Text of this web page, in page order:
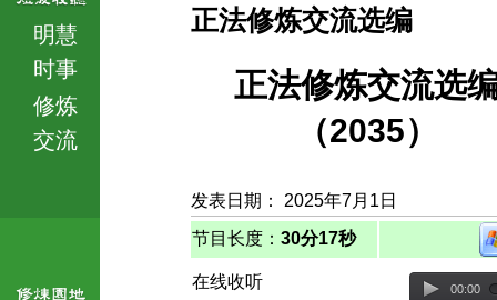
明慧
时事
修炼
交流
正法修炼交流选编
正法修炼交流选
（2035）
发表日期： 2025年7月1日
节目长度： 30分17秒
在线收听 00:00